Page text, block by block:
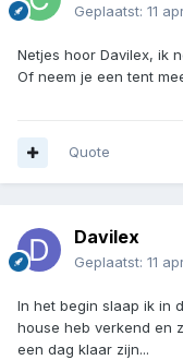
Geplaatst: 11
Netjes hoor Davilex, ik
Of neem je een tent
Quote
Davilex
Geplaatst: 11
In het begin slaap ik in
house heb verkend en
een dag klaar zijn...